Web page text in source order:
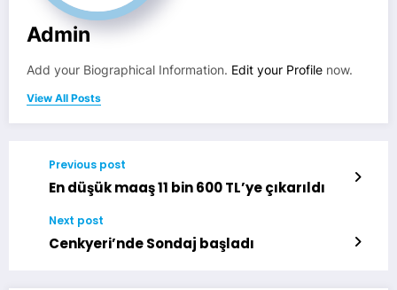
Admin
Add your Biographical Information. Edit your Profile now.
View All Posts
Previous post
En düşük maaş 11 bin 600 TL’ye çıkarıldı
Next post
Cenkyeri’nde Sondaj başladı